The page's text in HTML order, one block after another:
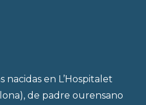
nacidas en L’Hospitalet
de padre ourensano